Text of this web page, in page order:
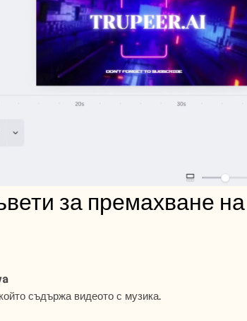
за премахване
съдържа видеото с музика.